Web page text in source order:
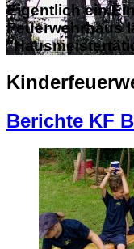
Eigentlich ein
Feuerwehrhaus
Berichte KF